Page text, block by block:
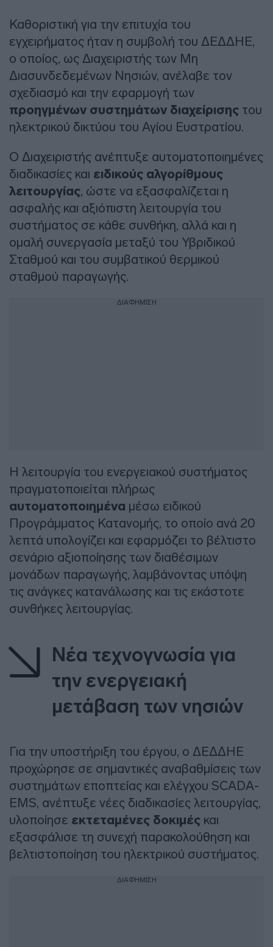
Καθοριστική για την επιτυχία του
εγχειρήματος ήταν η συμβολή του ΔΕΔΔΗΕ,
ο οποίος, ως Διαχειριστής των Μη
Διασυνδεδεμένων Νησιών, ανέλαβε τον
σχεδιασμό και την εφαρμογή των
προηγμένων συστημάτων διαχείρισης του
ηλεκτρικού δικτύου του Αγίου Ευστρατίου.
Ο Διαχειριστής ανέπτυξε αυτοματοποιημένες
διαδικασίες και ειδικούς αλγορίθμους
λειτουργίας, ώστε να εξασφαλίζεται η
ασφαλής και αξιόπιστη λειτουργία του
συστήματος σε κάθε συνθήκη, αλλά και η
ομαλή συνεργασία μεταξύ του Υβριδικού
Σταθμού και του συμβατικού θερμικού
σταθμού παραγωγής.
ΔΙΑΦΗΜΙΣΗ
Η λειτουργία του ενεργειακού συστήματος
πραγματοποιείται πλήρως
αυτοματοποιημένα μέσω ειδικού
Προγράμματος Κατανομής, το οποίο ανά 20
λεπτά υπολογίζει και εφαρμόζει το βέλτιστο
σενάριο αξιοποίησης των διαθέσιμων
μονάδων παραγωγής, λαμβάνοντας υπόψη
τις ανάγκες κατανάλωσης και τις εκάστοτε
συνθήκες λειτουργίας.
Νέα τεχνογνωσία για
την ενεργειακή
μετάβαση των νησιών
Για την υποστήριξη του έργου, ο ΔΕΔΔΗΕ
προχώρησε σε σημαντικές αναβαθμίσεις των
συστημάτων εποπτείας και ελέγχου SCADA-
EMS, ανέπτυξε νέες διαδικασίες λειτουργίας,
υλοποίησε εκτεταμένες δοκιμές και
εξασφάλισε τη συνεχή παρακολούθηση και
βελτιστοποίηση του ηλεκτρικού συστήματος.
ΔΙΑΦΗΜΙΣΗ